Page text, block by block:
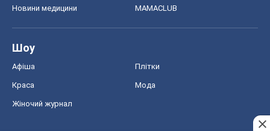
Новини медицини MAMACLUB
Шоу
Афіша Плітки
Краса Мода
Жіночий журнал